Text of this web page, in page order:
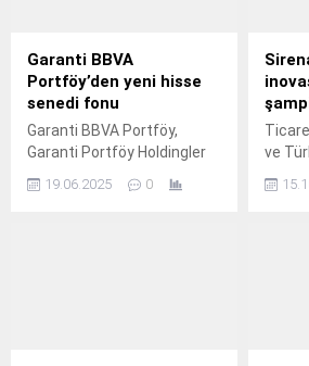
başlattı.
Orman
Garanti BBVA
Portföy’den yeni hisse
senedi fonu
Garanti BBVA Portföy,
Garanti Portföy Holdingler
(TL) Fonu’nu (Hisse Senedi
19.06.2025 0
ve